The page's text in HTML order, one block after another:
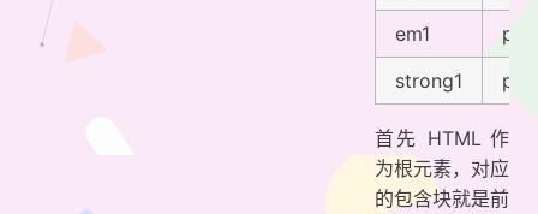
em1
p2
strong1
p2
首先 HTML 作
为根元素，对应
的包含块就是前